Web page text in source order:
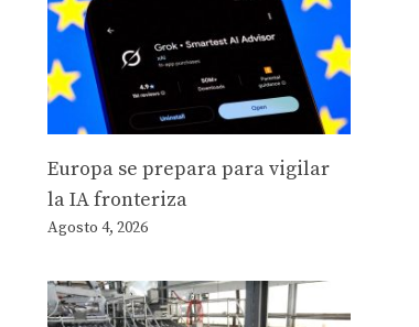
Europa se prepara para vigilar
la IA fronteriza
Agosto 4, 2026